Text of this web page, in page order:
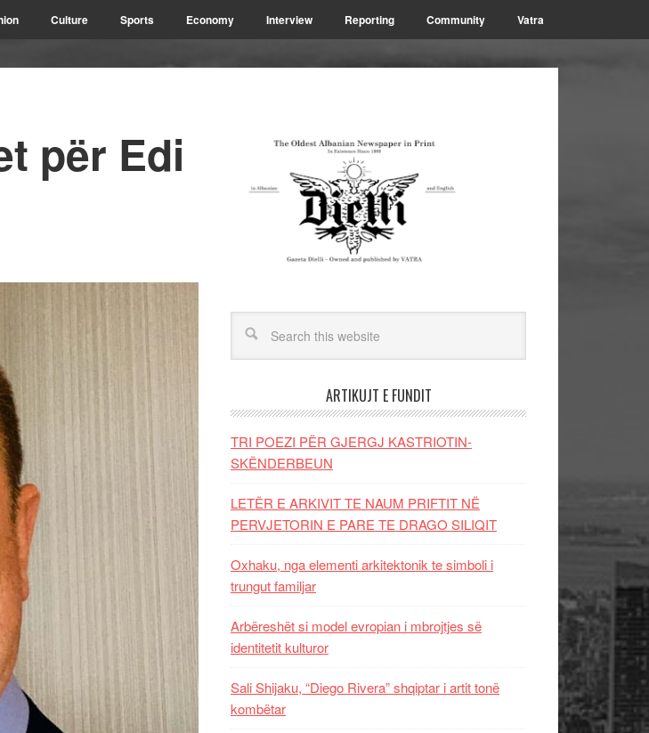
Culture Sports Economy Interview Reporting Community Vatra
për Edi
ARTIKUJT E FUNDIT
TRI POEZI PËR GJERGJ KASTRIOTIN-
SKËNDERBEUN
LETËR E ARKIVIT TE NAUM PRIFTIT NË
PERVJETORIN E PARE TE DRAGO SILIQIT
Oxhaku, nga elementi arkitektonik te simboli i
trungut familjar
Arbëreshët si model evropian i mbrojtjes së
identitetit kulturor
Sali Shijaku, “Diego Rivera” shqiptar i artit tonë
kombëtar